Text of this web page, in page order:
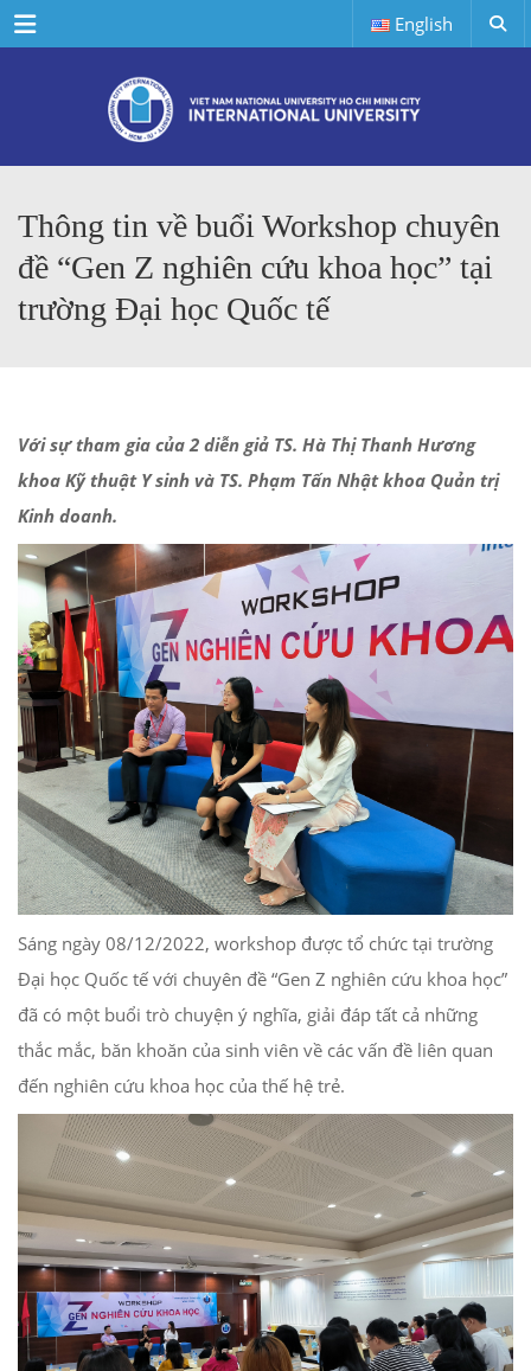
Menu English
Thông tin về buổi Workshop chuyên
đề “Gen Z nghiên cứu khoa học” tại
trường Đại học Quốc tế
Với sự tham gia của 2 diễn giả TS. Hà Thị Thanh Hương
khoa Kỹ thuật Y sinh và TS. Phạm Tấn Nhật khoa Quản trị
Kinh doanh.
Sáng ngày 08/12/2022, workshop được tổ chức tại trường
Đại học Quốc tế với chuyên đề “Gen Z nghiên cứu khoa học”
đã có một buổi trò chuyện ý nghĩa, giải đáp tất cả những
thắc mắc, băn khoăn của sinh viên về các vấn đề liên quan
đến nghiên cứu khoa học của thế hệ trẻ.